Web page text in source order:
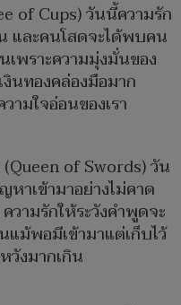
of Cups) วันนี้ความรัก
และคนโสดจะได้พบคน
พราะความมุ่งมั่นของ
งินทองคล่องมือมาก
ามใจอ่อนของเรา
of Swords) วัน
าเข้ามาอย่างไม่คาด
วามรักให้ระวังคำพูดจะ
ม้พอมีเข้ามาแต่เก็บไว้
วังมากเกิน